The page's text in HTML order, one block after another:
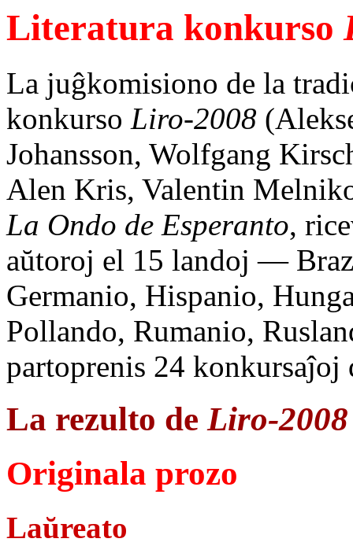
Literatura konkurso
La juĝkomisiono de la
konkurso Liro-2008
Johansson, Wolfgang
Alen Kris, Valentin
La Ondo de Esperanto,
aŭtoroj el 15 landoj —
Germanio, Hispanio,
Pollando, Rumanio,
partoprenis 24
La rezulto de Liro-2008
Originala prozo
Laŭreato